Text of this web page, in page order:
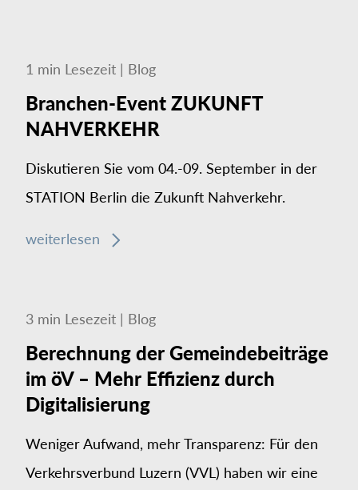
1 min Lesezeit | Blog
Branchen-Event ZUKUNFT
NAHVERKEHR
Diskutieren Sie vom 04.-09. September in der
STATION Berlin die Zukunft Nahverkehr.
weiterlesen
3 min Lesezeit | Blog
Berechnung der Gemeindebeiträge
im öV – Mehr Effizienz durch
Digitalisierung
Weniger Aufwand, mehr Transparenz: Für den
Verkehrsverbund Luzern (VVL) haben wir eine